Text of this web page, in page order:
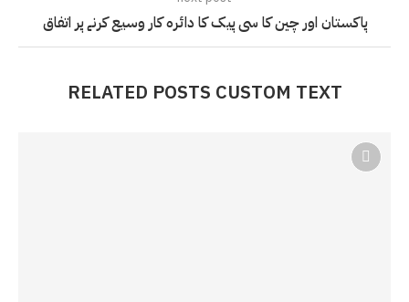
پاکستان اور چین کا سی پیک کا دائرہ کار وسیع کرنے پر اتفاق
RELATED POSTS CUSTOM TEXT